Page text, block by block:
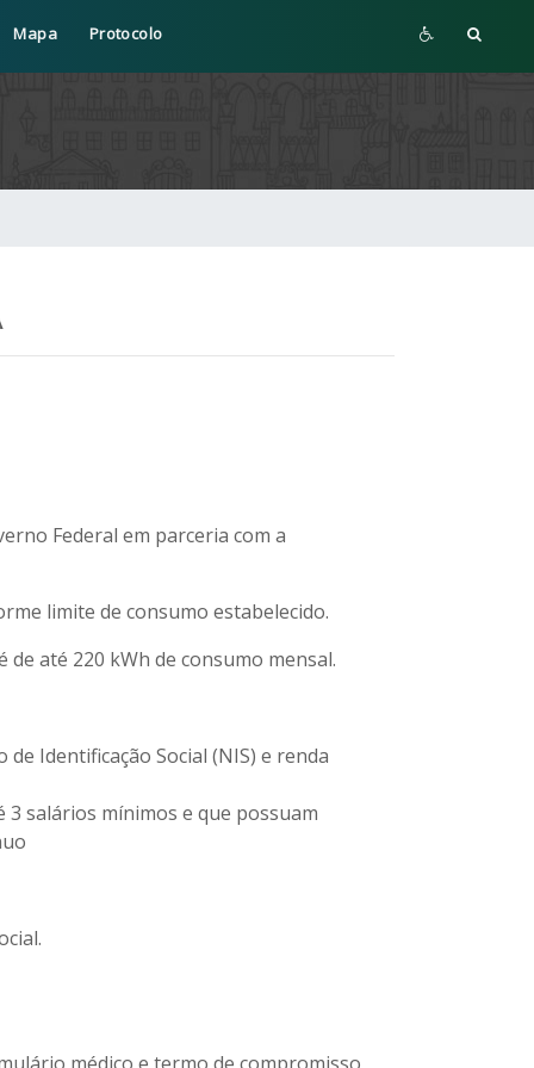
Mapa Protocolo
Federal em parceria com a
limite de consumo estabelecido.
até 220 kWh de consumo mensal.
Identificação Social (NIS) e renda
salários mínimos e que possuam